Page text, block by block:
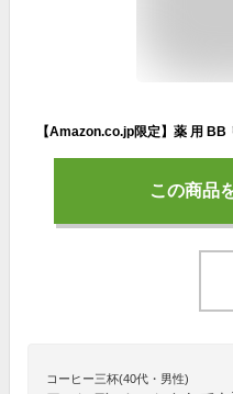
この商品
コーヒー三杯(40代・男性)